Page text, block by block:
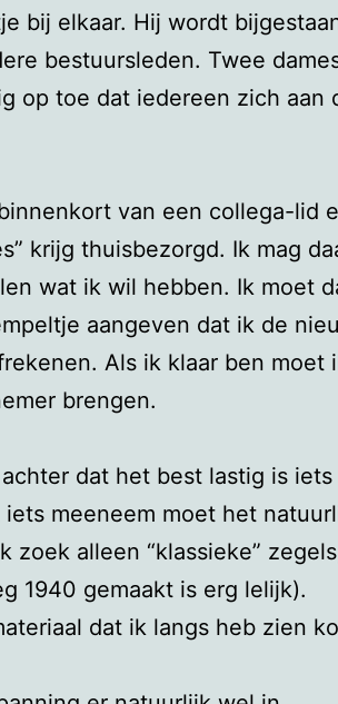
bij elkaar. Hij wordt
bestuursleden. Twee
op toe dat iedereen zich aan
van een collega-lid
krijg thuisbezorgd. Ik mag
wat ik wil hebben. Ik moet
aangeven dat ik de
Als ik klaar ben moet
brengen.
dat het best lastig is iets
meeneem moet het
zoek alleen “klassieke”
1940 gemaakt is erg lelijk).
dat ik langs heb zien